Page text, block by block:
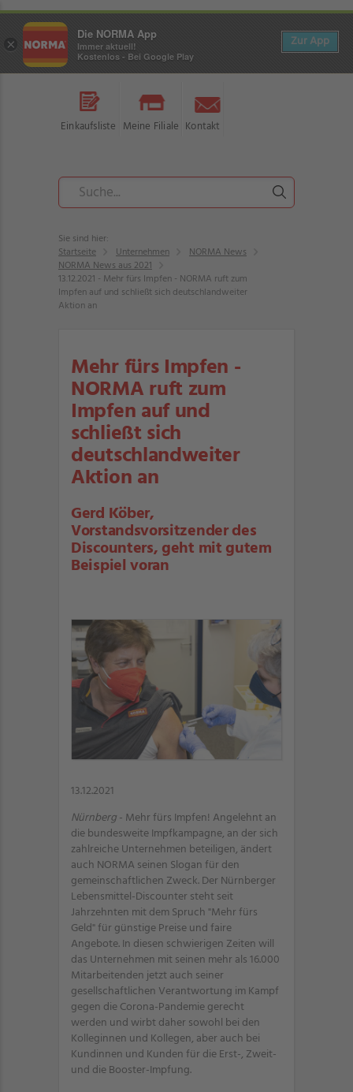
Einkaufsliste Meine Filiale Kontakt
Sie sind hier:
Startseite
Unternehmen
NORMA News
NORMA News aus 2021
13.12.2021 - Mehr fürs Impfen - NORMA ruft zum
Impfen auf und schließt sich deutschlandweiter
Aktion an
Mehr fürs Impfen -
NORMA ruft zum
Impfen auf und
schließt sich
deutschlandweiter
Aktion an
Gerd Köber,
Vorstandsvorsitzender des
Discounters, geht mit gutem
Beispiel voran
13.12.2021
Nürnberg- Mehr fürs Impfen! Angelehnt an
die bundesweite Impfkampagne, an der sich
zahlreiche Unternehmen beteiligen, ändert
auch NORMA seinen Slogan für den
gemeinschaftlichen Zweck. Der Nürnberger
Lebensmittel-Discounter steht seit
Jahrzehnten mit dem Spruch "Mehr fürs
Geld" für günstige Preise und faire
Angebote. In diesen schwierigen Zeiten will
das Unternehmen mit seinen mehr als 16.000
Mitarbeitenden jetzt auch seiner
gesellschaftlichen Verantwortung im Kampf
gegen die Corona-Pandemie gerecht
werden und wirbt daher sowohl bei den
Kolleginnen und Kollegen, aber auch bei
Kundinnen und Kunden für die Erst-, Zweit-
und die Booster-Impfung.
×
Die NORMA App
Immer aktuell!
Kostenlos - Bei Google Play
Zur App